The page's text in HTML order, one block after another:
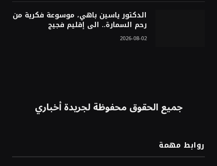
الدكتور ياسين باهي، موسوعة فكرية من
رحم السمارة.. الى إقليم فجيج
2026-08-02
جميع الحقوق محفوظة لجريدة أخباري
روابط مهمة